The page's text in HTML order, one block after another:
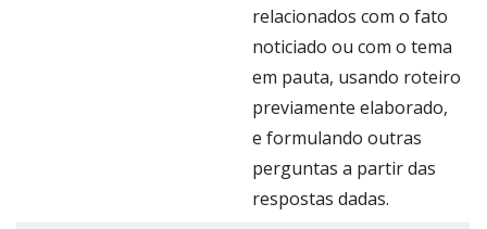
relacionados com o fato
noticiado ou com o tema
em pauta, usando roteiro
previamente elaborado,
e formulando outras
perguntas a partir das
respostas dadas.